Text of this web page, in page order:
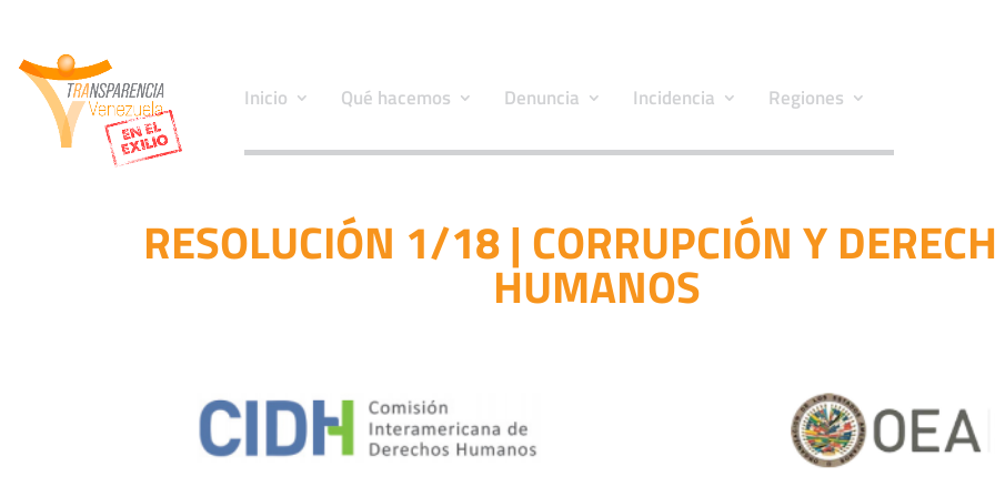
Inicio Qué hacemos Denuncia Incidencia Regiones
RESOLUCIÓN 1/18 | CORRUPCIÓN Y
HUMANOS